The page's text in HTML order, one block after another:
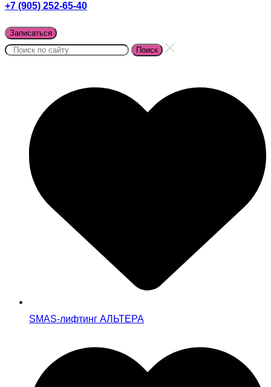
+7 (905) 252-65-40
Записаться
SMAS-лифтинг АЛЬТЕРА